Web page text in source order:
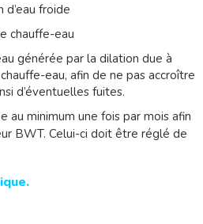
d’eau froide
chauffe-eau
générée par la dilation due à
eau, afin de ne pas accroître
d’éventuelles fuites.
minimum une fois par mois afin
BWT. Celui-ci doit être réglé de